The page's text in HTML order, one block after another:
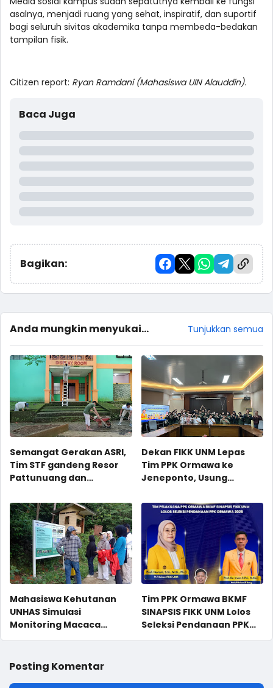
asalnya, menjadi ruang yang sehat, inspiratif, dan suportif
bagi seluruh sivitas akademika tanpa membeda-bedakan
tampilan fisik.
Citizen report: Ryan Ramdani (Mahasiswa UIN Alauddin).
Baca Juga
Bagikan:
Anda mungkin menyukai
postingan ini
Tunjukkan semua
Semangat Gerakan ASRI,
Tim STF gandeng Resor
Pattunuang dan
UNHAS Gelar Kerja Bakti di
Pattunuang
Dekan FIKK UNM Lepas
Tim PPK Ormawa ke
Jeneponto, Usung
Digital
Mahasiswa Kehutanan
UNHAS Simulasi
Monitoring Macaca
Tim PPK Ormawa BKMF
SINAPSIS FIKK UNM Lolos
Seleksi Pendanaan PPK
Posting Komentar